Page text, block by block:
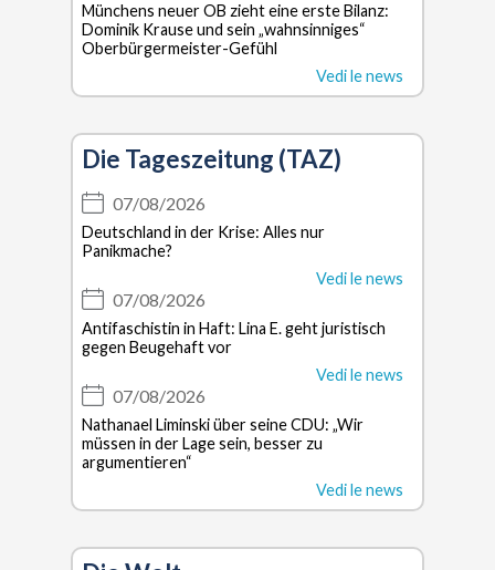
Münchens neuer OB zieht eine erste Bilanz:
Dominik Krause und sein „wahnsinniges“
Oberbürgermeister-Gefühl
Vedi le news
Die Tageszeitung (TAZ)
07/08/2026
Deutschland in der Krise: Alles nur
Panikmache?
Vedi le news
07/08/2026
Antifaschistin in Haft: Lina E. geht juristisch
gegen Beugehaft vor
Vedi le news
07/08/2026
Nathanael Liminski über seine CDU: „Wir
müssen in der Lage sein, besser zu
argumentieren“
Vedi le news